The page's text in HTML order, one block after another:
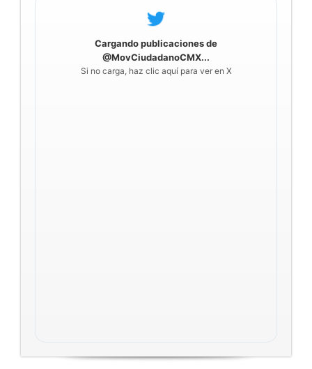
Cargando publicaciones de
@MovCiudadanoCMX...
Si no carga, haz clic aquí para ver en X